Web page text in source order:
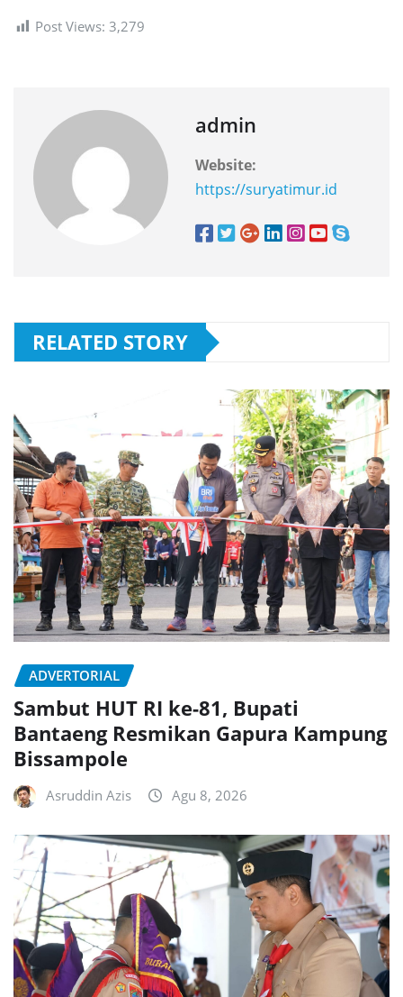
Post Views: 3,279
admin
Website:
https://suryatimur.id
RELATED STORY
ADVERTORIAL
Sambut HUT RI ke-81, Bupati
Bantaeng Resmikan Gapura Kampung
Bissampole
Asruddin Azis Agu 8, 2026